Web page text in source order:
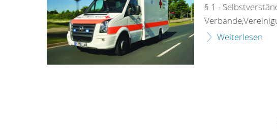
§ 1 -
Weiterlesen